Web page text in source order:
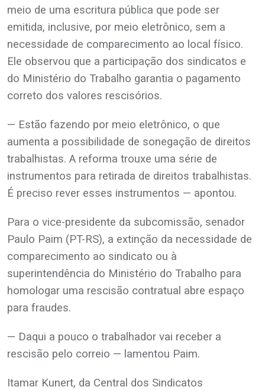
meio de uma escritura pública que pode ser
emitida, inclusive, por meio eletrônico, sem a
necessidade de comparecimento ao local físico.
Ele observou que a participação dos sindicatos e
do Ministério do Trabalho garantia o pagamento
correto dos valores rescisórios.
— Estão fazendo por meio eletrônico, o que
aumenta a possibilidade de sonegação de direitos
trabalhistas. A reforma trouxe uma série de
instrumentos para retirada de direitos trabalhistas.
É preciso rever esses instrumentos — apontou.
Para o vice-presidente da subcomissão, senador
Paulo Paim (PT-RS), a extinção da necessidade de
comparecimento ao sindicato ou à
superintendência do Ministério do Trabalho para
homologar uma rescisão contratual abre espaço
para fraudes.
— Daqui a pouco o trabalhador vai receber a
rescisão pelo correio — lamentou Paim.
Itamar Kunert, da Central dos Sindicatos